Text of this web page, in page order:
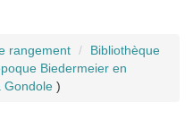
rangement
Bibliothèque
Biedermeier en
Gondole )